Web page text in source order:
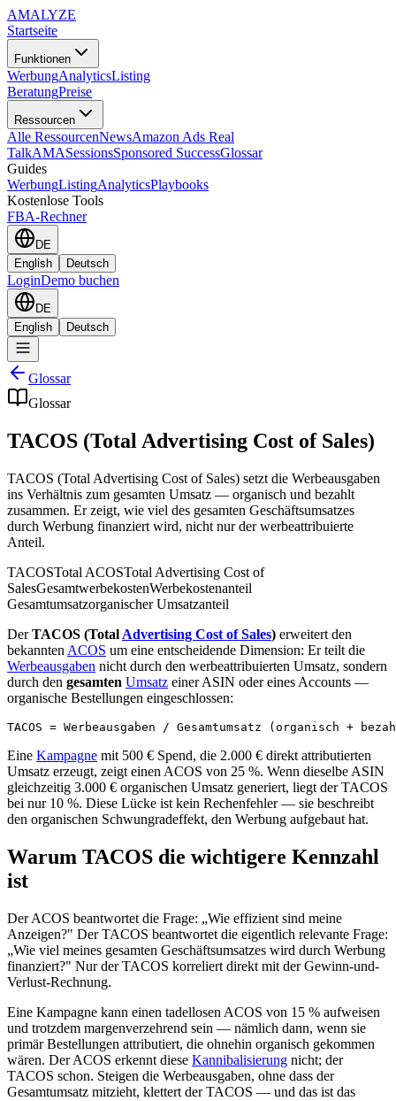
AMALYZE
Startseite
Funktionen
WerbungAnalyticsListing
BeratungPreise
Ressourcen
Alle RessourcenNewsAmazon Ads Real
TalkAMASessionsSponsored SuccessGlossar
Guides
WerbungListingAnalyticsPlaybooks
Kostenlose Tools
FBA-Rechner
DE
English
Deutsch
LoginDemo buchen
DE
English
Deutsch
Glossar
Glossar
TACOS (Total Advertising Cost of Sales)
TACOS (Total Advertising Cost of Sales) setzt die Werbeausgaben
ins Verhältnis zum gesamten Umsatz — organisch und bezahlt
zusammen. Er zeigt, wie viel des gesamten Geschäftsumsatzes
durch Werbung finanziert wird, nicht nur der werbeattribuierte
Anteil.
TACOSTotal ACOSTotal Advertising Cost of
SalesGesamtwerbekostenWerbekostenanteil
Gesamtumsatzorganischer Umsatzanteil
DerTACOS (Total Advertising Cost of Sales) erweitert den
bekannten ACOS um eine entscheidende Dimension: Er teilt die
Werbeausgaben nicht durch den werbeattribuierten Umsatz, sondern
durch den gesamten Umsatz einer ASIN oder eines Accounts —
organische Bestellungen eingeschlossen:
Eine Kampagne mit 500 € Spend, die 2.000 € direkt attributierten
Umsatz erzeugt, zeigt einen ACOS von 25 %. Wenn dieselbe ASIN
gleichzeitig 3.000 € organischen Umsatz generiert, liegt der TACOS
bei nur 10 %. Diese Lücke ist kein Rechenfehler — sie beschreibt
den organischen Schwungradeffekt, den Werbung aufgebaut hat.
Warum TACOS die wichtigere Kennzahl
ist
Der ACOS beantwortet die Frage: „Wie effizient sind meine
Anzeigen?" Der TACOS beantwortet die eigentlich relevante Frage:
„Wie viel meines gesamten Geschäftsumsatzes wird durch Werbung
finanziert?" Nur der TACOS korreliert direkt mit der Gewinn-und-
Verlust-Rechnung.
Eine Kampagne kann einen tadellosen ACOS von 15 % aufweisen
und trotzdem margenverzehrend sein — nämlich dann, wenn sie
primär Bestellungen attributiert, die ohnehin organisch gekommen
wären. Der ACOS erkennt diese Kannibalisierung nicht; der
TACOS schon. Steigen die Werbeausgaben, ohne dass der
Gesamtumsatz mitzieht, klettert der TACOS — und das ist das